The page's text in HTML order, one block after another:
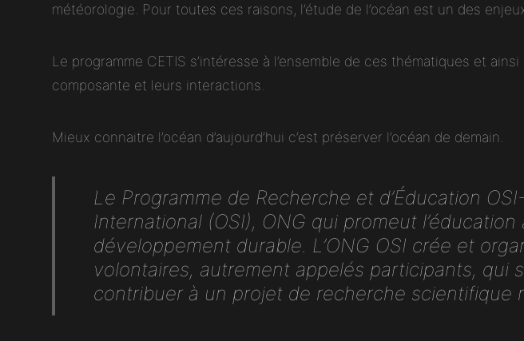
météorologie. Pour toutes ces raisons, l’étude de l’océan est un des
Le programme CETIS s’intéresse à l’ensemble de ces thématiques et
composante et leurs interactions.
Mieux connaitre l’océan d’aujourd’hui c’est préserver l’océan de demain.
Le Programme de Recherche et d’Éducation
International (OSI), ONG qui promeut
développement durable. L’ONG OSI crée et
volontaires, autrement appelés participants, qui
contribuer à un projet de recherche scientifique